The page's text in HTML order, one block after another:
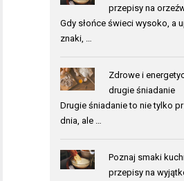
przepisy na
Gdy słońce świeci wysoko, a
znaki, …
Zdrowe i
drugie śniadanie
Drugie śniadanie to nie tylko
dnia, ale …
Poznaj smaki
przepisy na